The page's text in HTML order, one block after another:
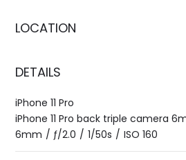
LOCATION
DETAILS
iPhone 11 Pro
iPhone 11 Pro back triple camera
6mm / ƒ/2.0 / 1/50s / ISO 160